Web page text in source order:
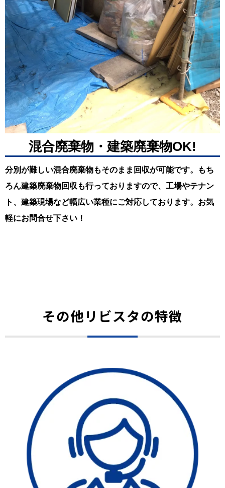
混合廃棄物・建築廃棄物OK!
分別が難しい混合廃棄物もそのまま回収が可能です。もち
ろん建築廃棄物回収も行っておりますので、工場やテナン
ト、建築現場など幅広い業種にご対応しております。お気
軽にお問合せ下さい！
その他リビスタの特徴